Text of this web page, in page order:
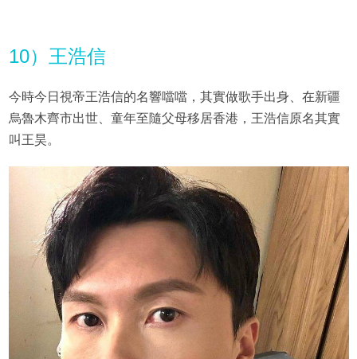
10）王浩信
今時今日視帝王浩信的名響噹噹，其實做歌手出身、在新疆
烏魯木齊市出世、童年至隨父母移居香港，王浩信原名其實
叫王昊。